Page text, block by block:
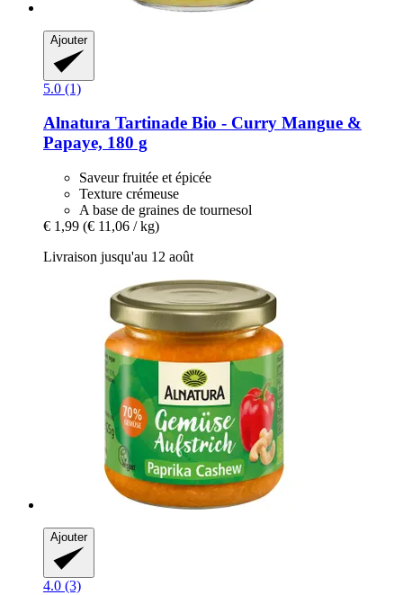
Ajouter
5.0 (1)
Alnatura Tartinade Bio -​ Curry Mangue &
Papaye, 180 g
Saveur fruitée et épicée
Texture crémeuse
A base de graines de tournesol
€ 1,99 (€ 11,06 / kg)
Livraison jusqu'au 12 août
Ajouter
4.0 (3)